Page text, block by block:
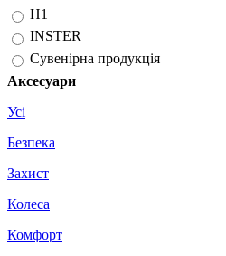
H1
INSTER
Сувенірна продукція
Аксесуари
Усі
Безпека
Захист
Колеса
Комфорт